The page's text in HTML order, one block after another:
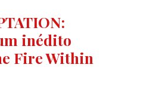
inédito
Fire Within